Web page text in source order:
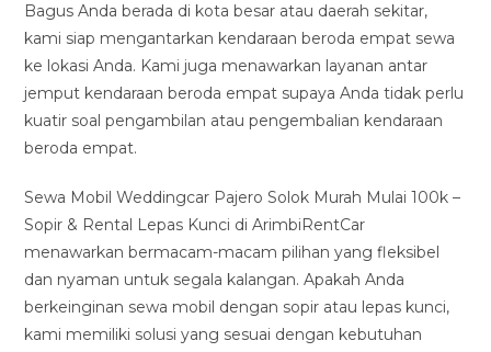
Bagus Anda berada di kota besar atau daerah sekitar,
kami siap mengantarkan kendaraan beroda empat sewa
ke lokasi Anda. Kami juga menawarkan layanan antar
jemput kendaraan beroda empat supaya Anda tidak perlu
kuatir soal pengambilan atau pengembalian kendaraan
beroda empat.
Sewa Mobil Weddingcar Pajero Solok Murah Mulai 100k –
Sopir & Rental Lepas Kunci di ArimbiRentCar
menawarkan bermacam-macam pilihan yang fleksibel
dan nyaman untuk segala kalangan. Apakah Anda
berkeinginan sewa mobil dengan sopir atau lepas kunci,
kami memiliki solusi yang sesuai dengan kebutuhan